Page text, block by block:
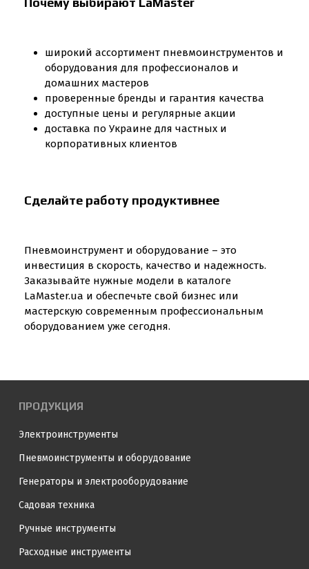
широкий ассортимент пневмоинструментов и
оборудования для профессионалов и
домашних мастеров
проверенные бренды и гарантия качества
доступные цены и регулярные акции
доставка по Украине для частных и
корпоративных клиентов
Сделайте работу продуктивнее
Пневмоинструмент и оборудование – это
инвестиция в скорость, качество и надежность.
Заказывайте нужные модели в каталоге
LaMaster.ua и обеспечьте свой бизнес или
мастерскую современным профессиональным
оборудованием уже сегодня.
ПРОДУКЦИЯ
Электроинструменты
Пневмоинструменты и оборудование
Генераторы и электрооборудование
Садовая техника
Ручные инструменты
Расходные инструменты